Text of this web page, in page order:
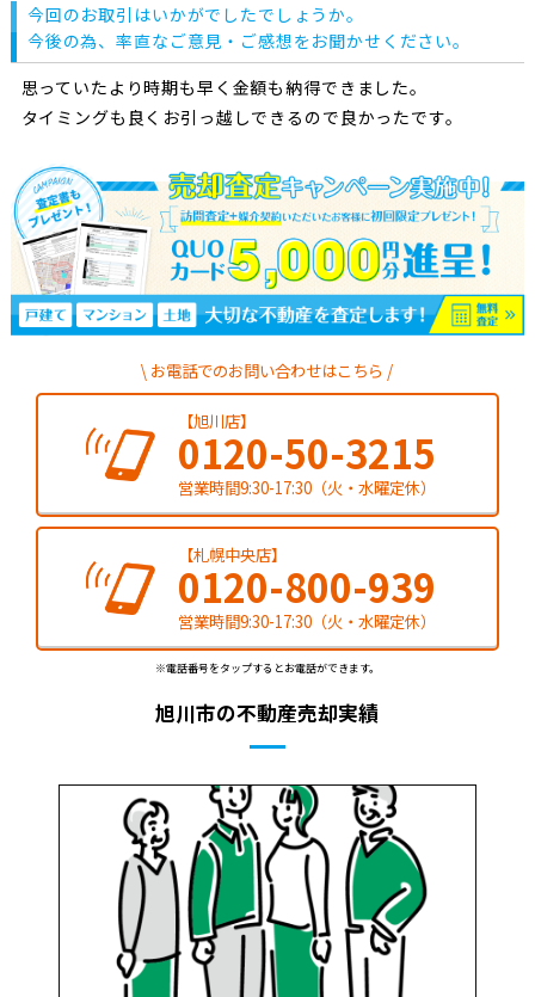
今回のお取引はいかがでしたでしょうか。
今後の為、率直なご意見・ご感想をお聞かせください。
思っていたより時期も早く金額も納得できました。
タイミングも良くお引っ越しできるので良かったです。
お電話でのお問い合わせはこちら
【旭川店】
0120-50-3215
営業時間9:30-17:30（火・水曜定休）
【札幌中央店】
0120-800-939
営業時間9:30-17:30（火・水曜定休）
※電話番号をタップするとお電話ができます。
旭川市の不動産売却実績